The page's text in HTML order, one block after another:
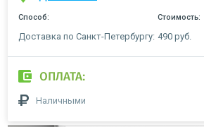
Способ: Стоимость:
Доставка по Санкт-Петербургу: 490 руб.
ОПЛАТА:
Наличными